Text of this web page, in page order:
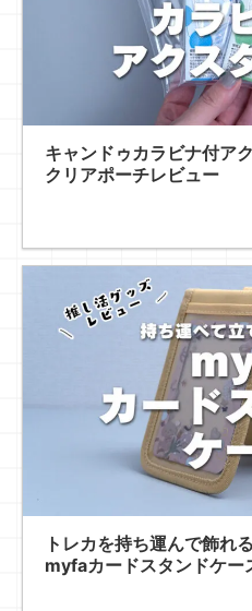
キャンドゥカラビナ付ア
クリアポーチレビュー
トレカを持ち運んで飾れ
myfaカードスタンドケー